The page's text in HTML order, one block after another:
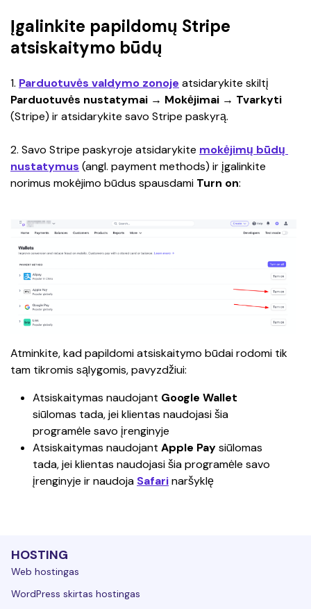
Įgalinkite papildomų Stripe
atsiskaitymo būdų
1. Parduotuvės valdymo zonoje atsidarykite skiltį
Parduotuvės nustatymai → Mokėjimai → Tvarkyti
(Stripe) ir atsidarykite savo Stripe paskyrą.
2. Savo Stripe paskyroje atsidarykite mokėjimų būdų
nustatymus (angl. payment methods) ir įgalinkite
norimus mokėjimo būdus spausdami Turn on:
Atminkite, kad papildomi atsiskaitymo būdai rodomi tik
tam tikromis sąlygomis, pavyzdžiui:
Atsiskaitymas naudojant Google Wallet
siūlomas tada, jei klientas naudojasi šia
programėle savo įrenginyje
Atsiskaitymas naudojant Apple Pay siūlomas
tada, jei klientas naudojasi šia programėle savo
įrenginyje ir naudoja Safarinaršyklę
HOSTING
Web hostingas
WordPress skirtas hostingas